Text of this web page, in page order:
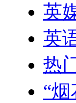
英
英
热
“